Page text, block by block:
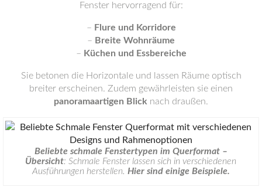
Fenster hervorragend für:
– Flure und Korridore
– Breite Wohnräume
– Küchen und Essbereiche
Sie betonen die Horizontale und lassen Räume optisch
breiter erscheinen. Zudem gewährleisten sie einen
panoramaartigen Blick nach draußen.
Beliebte schmale Fenstertypen im Querformat –
Übersicht: Schmale Fenster lassen sich in verschiedenen
Ausführungen herstellen. Hier sind einige Beispiele.